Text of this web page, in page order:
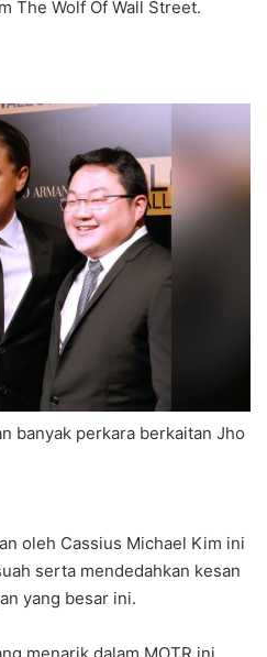
The Wolf Of Wall Street.
banyak perkara berkaitan Jho
oleh Cassius Michael Kim ini
serta mendedahkan kesan
yang besar ini.